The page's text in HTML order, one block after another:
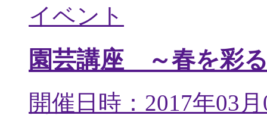
イベント
園芸講座 ～春を彩
開催日時：2017年03